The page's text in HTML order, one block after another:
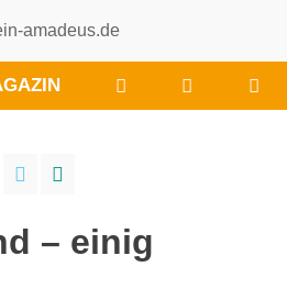
WÜNSCHE/
SIE
– einig